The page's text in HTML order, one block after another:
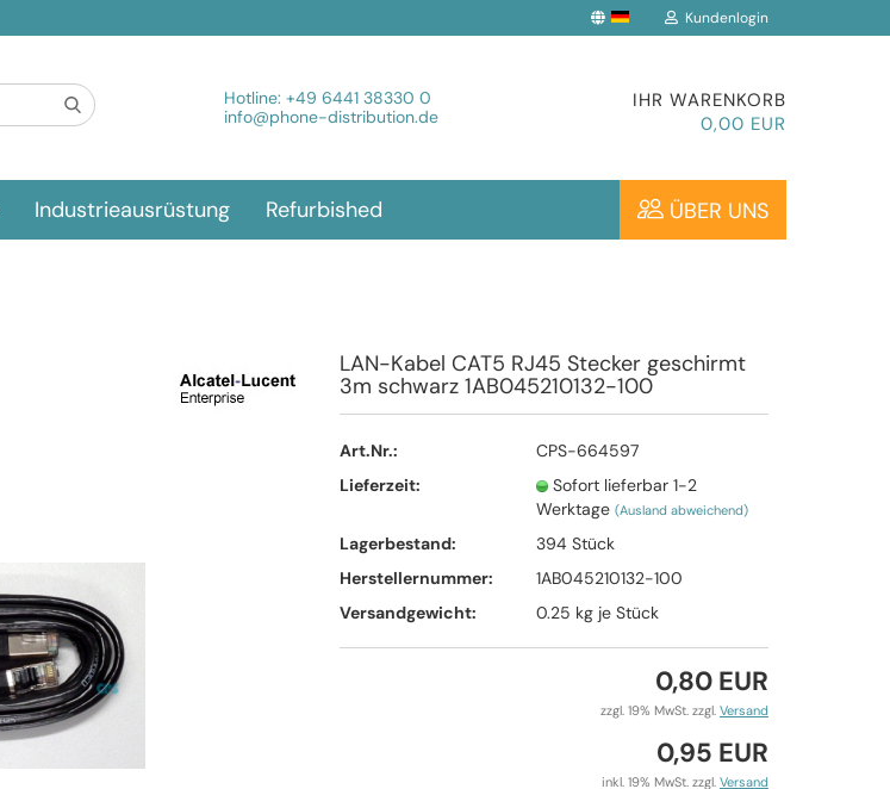
Kundenlogin
Konto erstellen
Passwort vergessen?
Hotline: +49 6441 38330 0
info@phone-distribution.de
IHR WARENKORB
0,00 EUR
Industrieausrüstung Refurbished ÜBER UNS
LAN-Kabel CAT5 RJ45 Stecker geschirmt
3m schwarz 1AB045210132-100
Art.Nr.:
CPS-664597
Lieferzeit:
Sofort lieferbar 1-2
Werktage (Ausland abweichend)
Lagerbestand: 394 Stück
Herstellernummer:
1AB045210132-100
Versandgewicht:
0.25 kg je Stück
0,80 EUR
zzgl. 19% MwSt. zzgl. Versand
0,95 EUR
inkl. 19% MwSt. zzgl. Versand